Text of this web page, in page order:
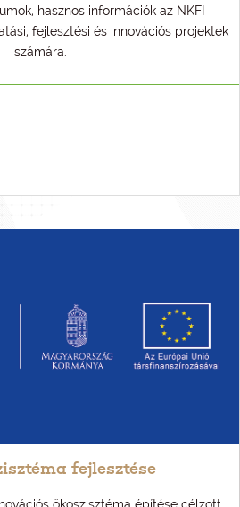
hasznos információk az NKFI
fejlesztési és innovációs projektek
számára.
fejlesztése